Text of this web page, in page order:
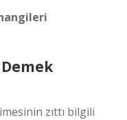
Demek
zıttı bilgili